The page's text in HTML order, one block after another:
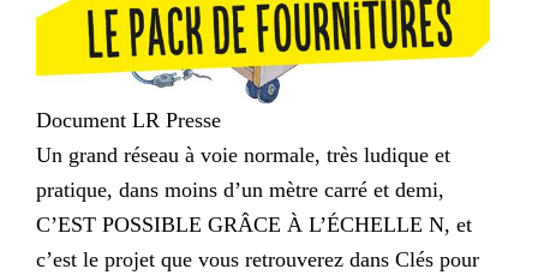
Document LR Presse
Un grand réseau à voie normale, très ludique et
pratique, dans moins d’un mètre carré et demi,
C’EST POSSIBLE GRÂCE À L’ÉCHELLE N, et
c’est le projet que vous retrouverez dans Clés pour